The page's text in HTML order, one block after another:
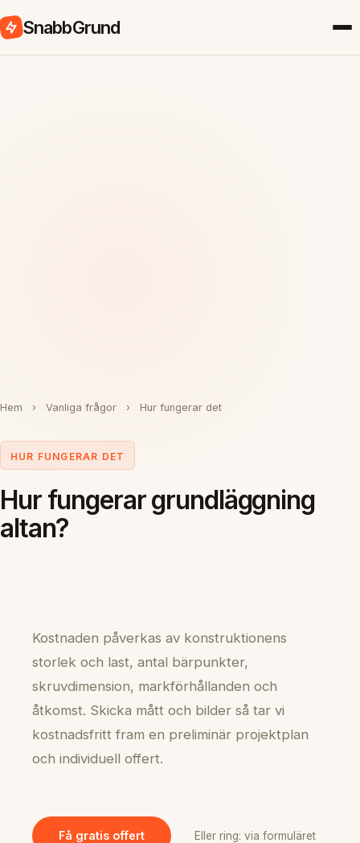
SnabbGrund
Hem › Vanliga frågor › Hur fungerar det
HUR FUNGERAR DET
Hur fungerar grundläggning
altan?
Kostnaden påverkas av konstruktionens
storlek och last, antal bärpunkter,
skruvdimension, markförhållanden och
åtkomst. Skicka mått och bilder så tar vi
kostnadsfritt fram en preliminär projektplan
och individuell offert.
Få gratis offert Eller ring: via formuläret